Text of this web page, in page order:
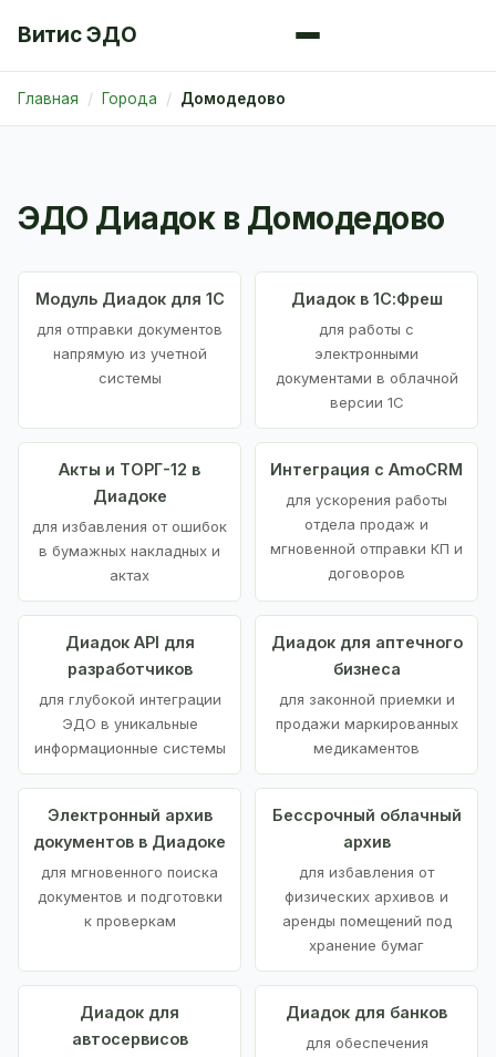
Витис ЭДО
Главная Города Домодедово
ЭДО Диадок в Домодедово
Модуль Диадок для 1С
для отправки документов
напрямую из учетной
системы
Диадок в 1С:Фреш
для работы с
электронными
документами в облачной
версии 1С
Акты и ТОРГ-12 в
Диадоке
для избавления от ошибок
в бумажных накладных и
актах
Интеграция с AmoCRM
для ускорения работы
отдела продаж и
мгновенной отправки КП и
договоров
Диадок API для
разработчиков
для глубокой интеграции
ЭДО в уникальные
информационные системы
Диадок для аптечного
бизнеса
для законной приемки и
продажи маркированных
медикаментов
Электронный архив
документов в Диадоке
для мгновенного поиска
документов и подготовки
к проверкам
Бессрочный облачный
архив
для избавления от
физических архивов и
аренды помещений под
хранение бумаг
Диадок для
автосервисов
Диадок для банков
для обеспечения